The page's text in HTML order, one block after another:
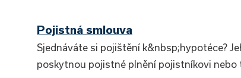
Pojistná smlouva
Sjednáváte si pojištění k&nbsp;hypotéce?
poskytnou pojistné plnění pojistníkovi nebo